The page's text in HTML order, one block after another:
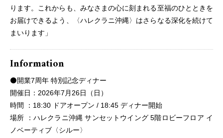
ります。これからも、みなさまの心に刻まれる至福のひとときを
お届けできるよう、〈ハレクラニ沖縄〉はさらなる深化を続けて
まいります」
Information
⚫️開業7周年 特別記念ディナー
開催日：2026年7月26日（日）
時間 ：18:30 ドアオープン / 18:45 ディナー開始
場所 ：ハレクラニ沖縄 サンセットウイング 5階ロビーフロア イ
ノベーティブ〈シルー〉